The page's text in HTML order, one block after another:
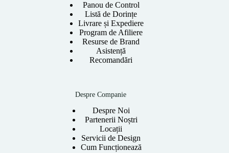
Panou de Control
Listă de Dorințe
Livrare și Expediere
Program de Afiliere
Resurse de Brand
Asistență
Recomandări
Despre Companie
Despre Noi
Partenerii Noștri
Locații
Servicii de Design
Cum Funcționează